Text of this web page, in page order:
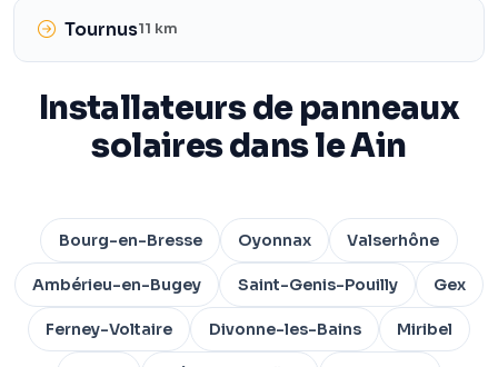
Tournus11 km
Installateurs de panneaux
solaires dans le Ain
Bourg-en-Bresse Oyonnax Valserhône
Ambérieu-en-Bugey Saint-Genis-Pouilly Gex
Ferney-Voltaire Divonne-les-Bains Miribel